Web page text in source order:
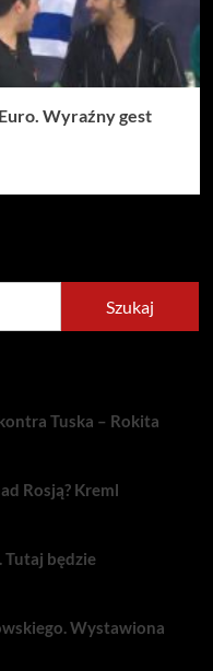
Wyraźny gest
Szukaj
Tuska – Rokita
Rosją? Kreml
Tutaj będzie
Wystawiona